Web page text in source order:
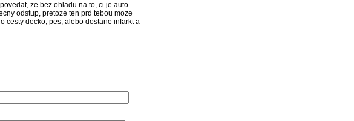
ze bez ohladu na to, ci je auto
odstup, pretoze ten prd tebou moze
cesty decko, pes, alebo dostane infarkt a